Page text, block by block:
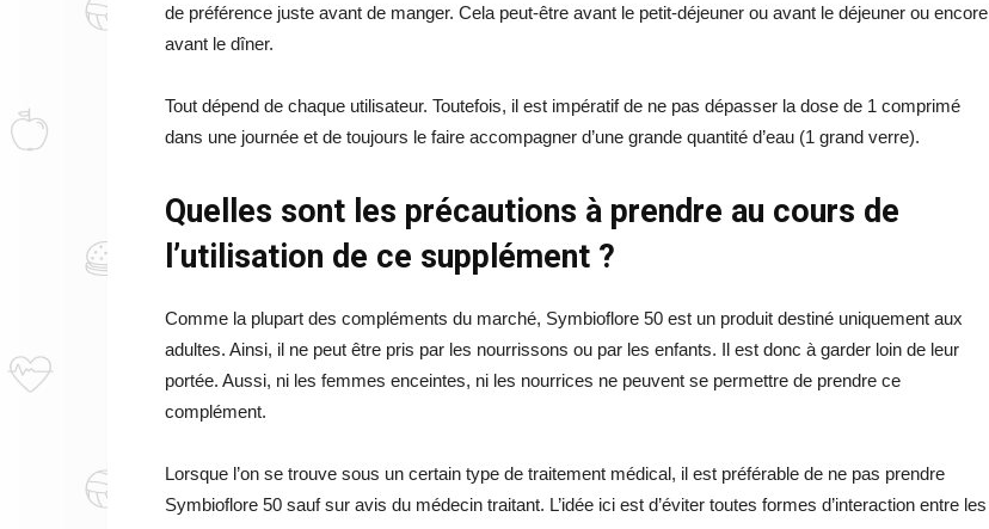
de préférence juste avant de manger. Cela peut-être avant le petit-déjeuner ou avant le déjeuner ou encore
avant le dîner.
Tout dépend de chaque utilisateur. Toutefois, il est impératif de ne pas dépasser la dose de 1 comprimé
dans une journée et de toujours le faire accompagner d’une grande quantité d’eau (1 grand verre).
Quelles sont les précautions à prendre au cours de
l’utilisation de ce supplément ?
Comme la plupart des compléments du marché, Symbioflore 50 est un produit destiné uniquement aux
adultes. Ainsi, il ne peut être pris par les nourrissons ou par les enfants. Il est donc à garder loin de leur
portée. Aussi, ni les femmes enceintes, ni les nourrices ne peuvent se permettre de prendre ce
complément.
Lorsque l’on se trouve sous un certain type de traitement médical, il est préférable de ne pas prendre
Symbioflore 50 sauf sur avis du médecin traitant. L’idée ici est d’éviter toutes formes d’interaction entre les